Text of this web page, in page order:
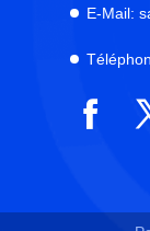
E-Mail: